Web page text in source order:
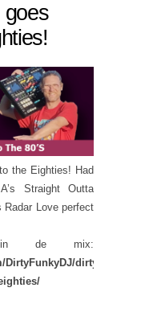
goes
the Eighties! Had
Straight Outta
Radar Love perfect
de mix:
dirty-